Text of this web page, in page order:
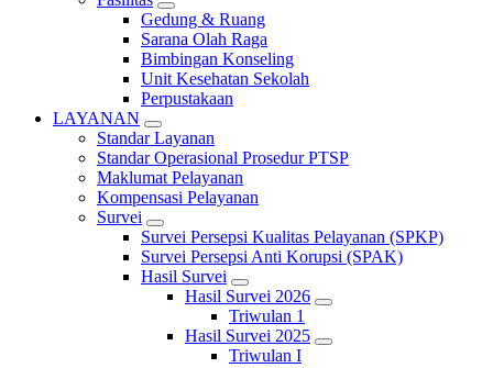
Gedung & Ruang
Sarana Olah Raga
Bimbingan Konseling
Unit Kesehatan Sekolah
Perpustakaan
LAYANAN
Standar Layanan
Standar Operasional Prosedur PTSP
Maklumat Pelayanan
Kompensasi Pelayanan
Survei
Survei Persepsi Kualitas Pelayanan (SPKP)
Survei Persepsi Anti Korupsi (SPAK)
Hasil Survei
Hasil Survei 2026
Triwulan 1
Hasil Survei 2025
Triwulan I